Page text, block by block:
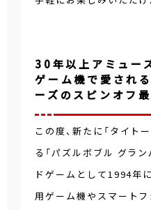
30年以上アミュー
ゲーム機で愛され
ーズのスピンオフ最
この度、新たに「タイト
る「パズルボブル グラン
ドゲームとして1994年
用ゲーム機やスマート